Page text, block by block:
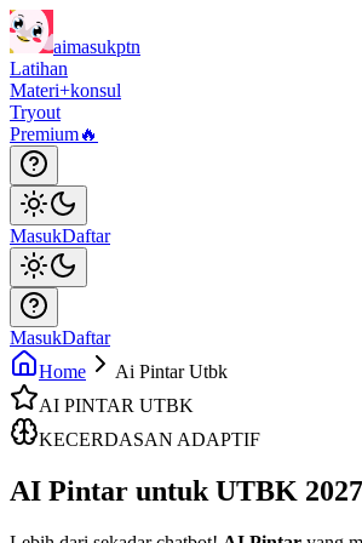
aimasukptn
Latihan
Materi+konsul
Tryout
Premium🔥
MasukDaftar
MasukDaftar
Home
Ai Pintar Utbk
AI PINTAR UTBK
KECERDASAN ADAPTIF
AI Pintar untuk UTBK 2027